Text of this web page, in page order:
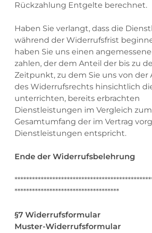
Rückzahlung Entgelte berechnet.
Haben Sie verlangt, dass die
während der Widerrufsfrist
haben Sie uns einen
zahlen, der dem Anteil der bis zu
Zeitpunkt, zu dem Sie uns von der
des Widerrufsrechts hinsichtlich
unterrichten, bereits erbrachten
Dienstleistungen im Vergleich zum
Gesamtumfang der im Vertrag
Dienstleistungen entspricht.
Ende der Widerrufsbelehrung
************************************
§7 Widerrufsformular
Muster-Widerrufsformular